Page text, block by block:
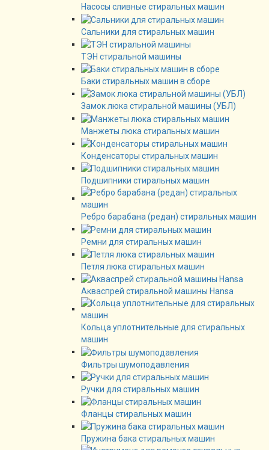
Насосы сливные стиральных машин
Сальники для стиральных машин
ТЭН стиральной машины
Баки стиральных машин в сборе
Замок люка стиральной машины (УБЛ)
Манжеты люка стиральных машин
Конденсаторы стиральных машин
Подшипники стиральных машин
Ребро барабана (редан) стиральных машин
Ремни для стиральных машин
Петля люка стиральных машин
Акваспрей стиральной машины Hansa
Кольца уплотнительные для стиральных
машин
Фильтры шумоподавления
Ручки для стиральных машин
Фланцы стиральных машин
Пружина бака стиральных машин